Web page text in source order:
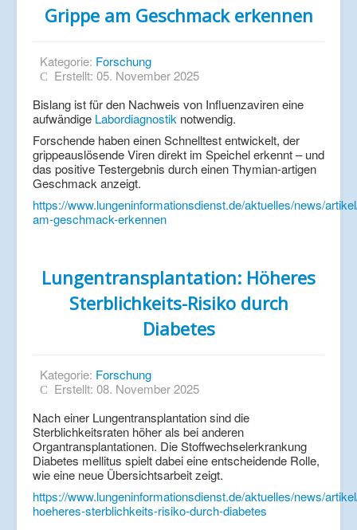
Grippe am Geschmack erkennen
Kategorie: Forschung
Erstellt: 05. November 2025
Bislang ist für den Nachweis von Influenzaviren eine
aufwändige Labordiagnostik notwendig.
Forschende haben einen Schnelltest entwickelt, der
grippeauslösende Viren direkt im Speichel erkennt – und
das positive Testergebnis durch einen Thymian-artigen
Geschmack anzeigt.
https://www.lungeninformationsdienst.de/aktuelles/news/
am-geschmack-erkennen
Lungentransplantation: Höheres
Sterblichkeits-Risiko durch
Diabetes
Kategorie: Forschung
Erstellt: 08. November 2025
Nach einer Lungentransplantation sind die
Sterblichkeitsraten höher als bei anderen
Organtransplantationen. Die Stoffwechselerkrankung
Diabetes mellitus spielt dabei eine entscheidende Rolle,
wie eine neue Übersichtsarbeit zeigt.
https://www.lungeninformationsdienst.de/aktuelles/news/
hoeheres-sterblichkeits-risiko-durch-diabetes